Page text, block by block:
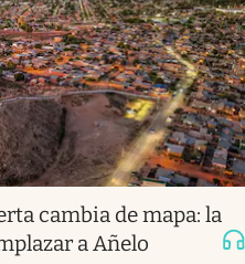
cambia de mapa: la
a Añelo